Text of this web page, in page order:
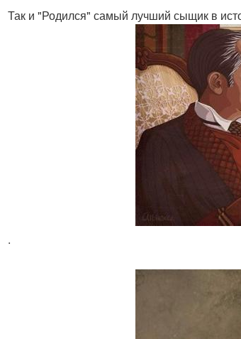
Так и "Родился" самый лучший сыщик в
.